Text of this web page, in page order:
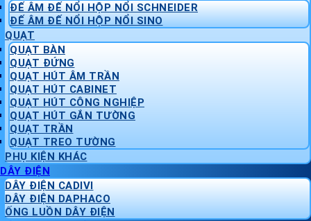
ĐẾ ÂM ĐẾ NỔI HỘP NỔI SCHNEIDER
ĐẾ ÂM ĐẾ NỔI HỘP NỔI SINO
QUẠT
QUẠT BÀN
QUẠT ĐỨNG
QUẠT HÚT ÂM TRẦN
QUẠT HÚT CABINET
QUẠT HÚT CÔNG NGHIỆP
QUẠT HÚT GẮN TƯỜNG
QUẠT TRẦN
QUẠT TREO TƯỜNG
PHỤ KIỆN KHÁC
DÂY ĐIỆN
DÂY ĐIỆN CADIVI
DÂY ĐIỆN DAPHACO
ỐNG LUỒN DÂY ĐIỆN